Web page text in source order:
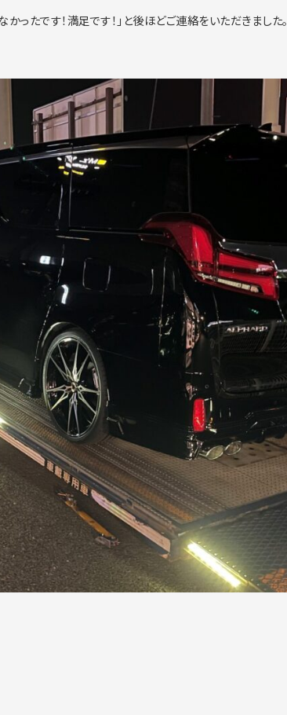
ったです！満足です！」と後ほどご連絡をいただきました。